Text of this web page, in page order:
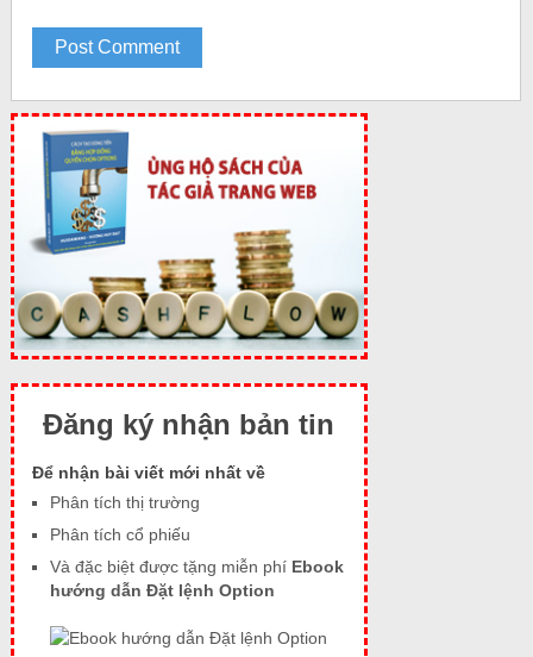
Đăng ký nhận bản tin
Để nhận bài viết mới nhất về
Phân tích thị trường
Phân tích cổ phiếu
Và đặc biệt được tặng miễn phí Ebook
hướng dẫn Đặt lệnh Option